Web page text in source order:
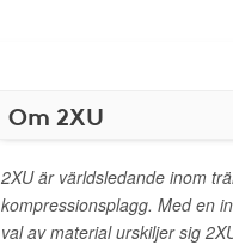
Om 2XU
2XU är världsledande inom
kompressionsplagg. Med en
val av material urskiljer sig